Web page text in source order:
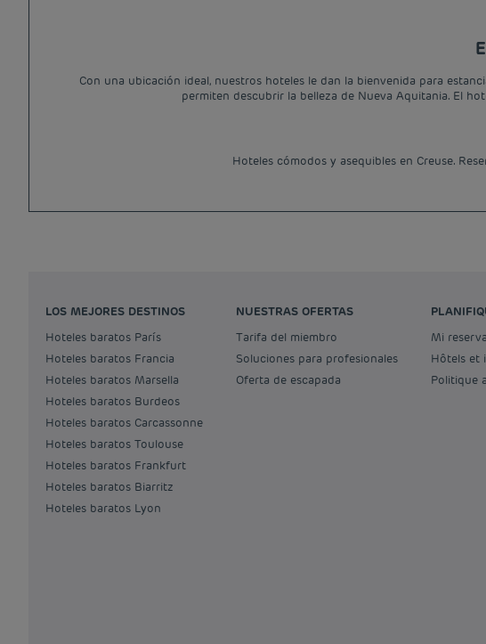
Con una ubicación ideal, nuestros hoteles le dan la bienvenida para
permiten descubrir la belleza de Nueva Aquitania. El
Hoteles cómodos y asequibles en Creuse.
LOS MEJORES DESTINOS
Hoteles baratos París
Hoteles baratos Francia
Hoteles baratos Marsella
Hoteles baratos Burdeos
Hoteles baratos Carcassonne
Hoteles baratos Toulouse
Hoteles baratos Frankfurt
Hoteles baratos Biarritz
Hoteles baratos Lyon
NUESTRAS OFERTAS
Tarifa del miembro
Soluciones para profesionales
Oferta de escapada
Mi reserva
Hôtels